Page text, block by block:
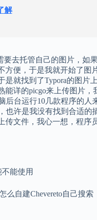
解
去托管自己的图片，如
便，于是我就开始了图
就找到了Typora的图片
详的picgo来上传图片，
台运行10几款程序的人
也许是我没有找到合适的
传文件，我心一想，程序
能使用
么自建Chevereto自己搜索